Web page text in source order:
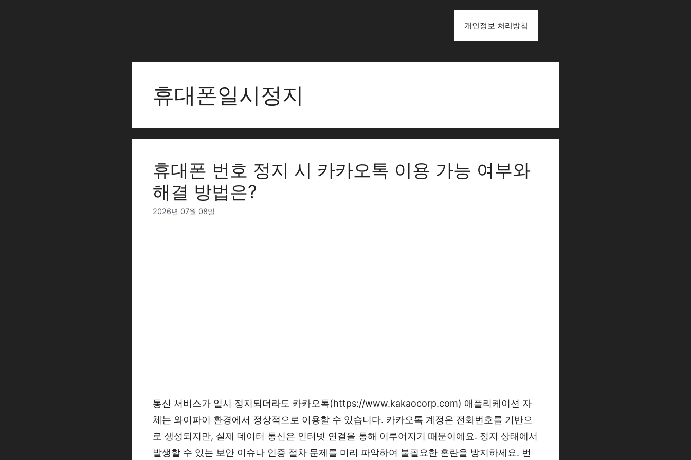
개인정보 처리방침
휴대폰일시정지
휴대폰 번호 정지 시 카카오톡 이용 가능 여부와
해결 방법은?
2026년 07월 08일
통신 서비스가 일시 정지되더라도 카카오톡(https://www.kakaocorp.com) 애플리케이션 자
체는 와이파이 환경에서 정상적으로 이용할 수 있습니다. 카카오톡 계정은 전화번호를 기반으
로 생성되지만, 실제 데이터 통신은 인터넷 연결을 통해 이루어지기 때문이에요. 정지 상태에서
발생할 수 있는 보안 이슈나 인증 절차 문제를 미리 파악하여 불필요한 혼란을 방지하세요. 번